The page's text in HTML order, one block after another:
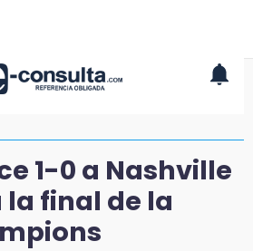
1-0 a Nashville
la final de la